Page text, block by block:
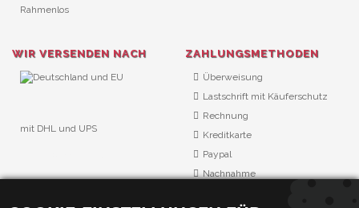
Rahmenlos
WIR VERSENDEN NACH
mit DHL und UPS
ZAHLUNGSMETHODEN
Überweisung
Lastschrift mit Käuferschutz
Rechnung
Kreditkarte
Paypal
Nachnahme